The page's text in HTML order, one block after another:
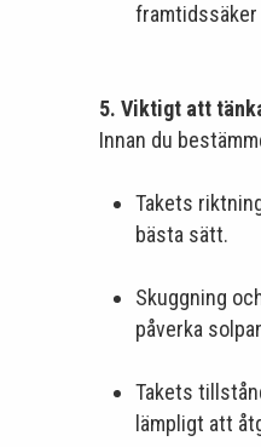
5. Viktigt att
Innan du
Takets
bästa sätt.
Skuggning
påverka
Takets
lämpligt att